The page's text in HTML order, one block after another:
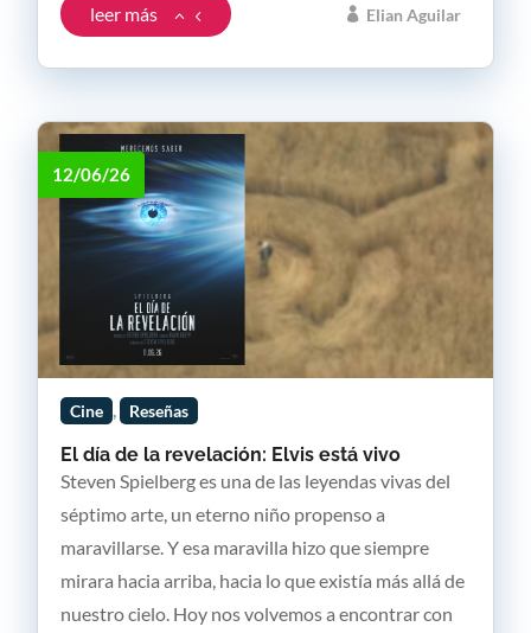
Elian Aguilar
leer más
El día de la revelación: Elvis está vivo
12/06/26
Cine Reseñas
Steven Spielberg es una de las leyendas vivas del
séptimo arte, un eterno niño propenso a
maravillarse. Y esa maravilla hizo que siempre
mirara hacia arriba, hacia lo que existía más allá de
nuestro cielo. Hoy nos volvemos a encontrar con